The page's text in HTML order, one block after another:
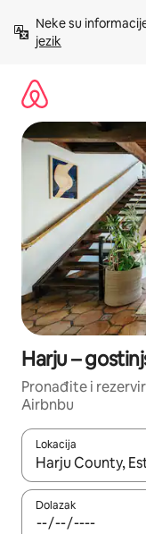
sadržaj
Neke su
jezik
Harju –
Pronađite i
Airbnbu
Lokacija
Kada budu
Dolazak